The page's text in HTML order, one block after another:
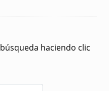
haciendo clic